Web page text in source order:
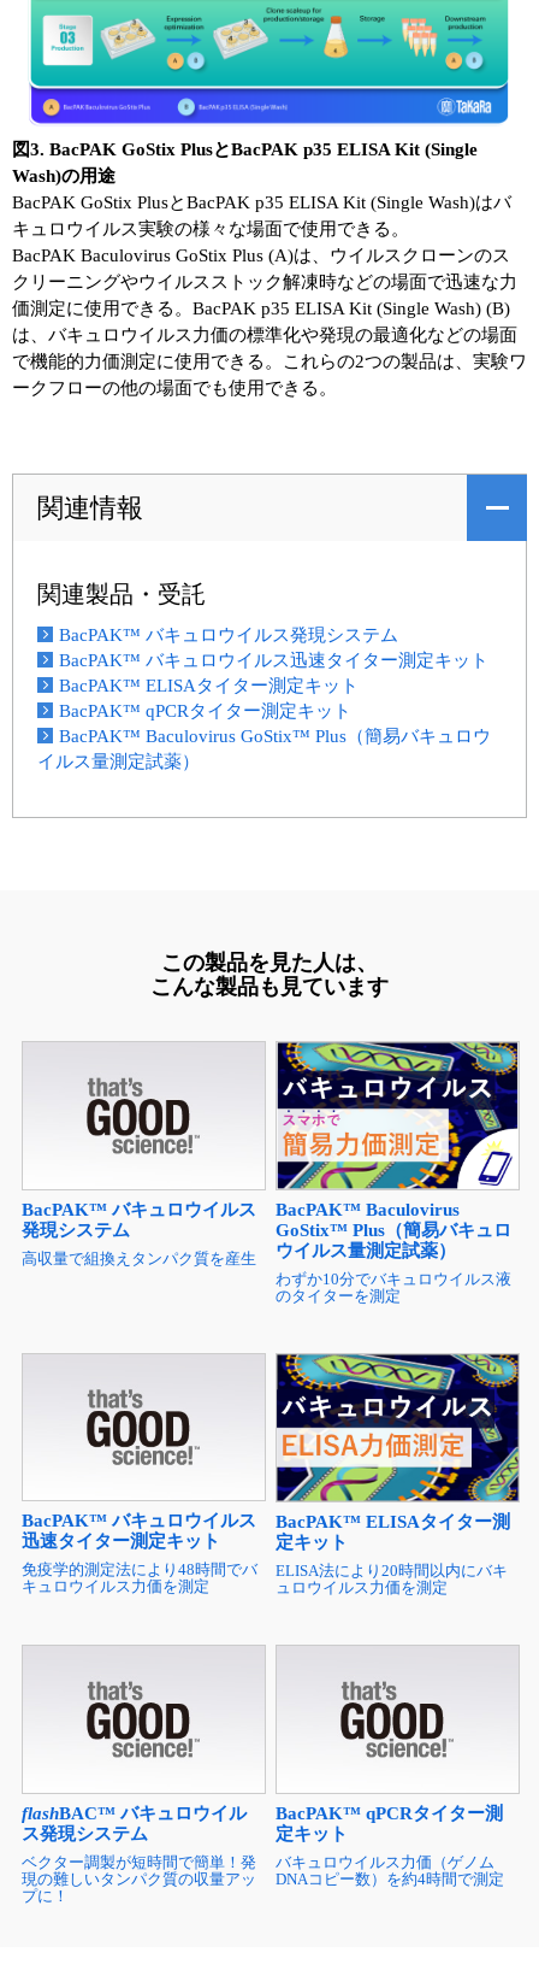
図3. BacPAK GoStix PlusとBacPAK p35 ELISA Kit (Single
Wash)の用途
BacPAK GoStix PlusとBacPAK p35 ELISA Kit (Single Wash)はバ
キュロウイルス実験の様々な場面で使用できる。
BacPAK Baculovirus GoStix Plus (A)は、ウイルスクローンのス
クリーニングやウイルスストック解凍時などの場面で迅速な力
価測定に使用できる。BacPAK p35 ELISA Kit (Single Wash) (B)
は、バキュロウイルス力価の標準化や発現の最適化などの場面
で機能的力価測定に使用できる。これらの2つの製品は、実験ワ
ークフローの他の場面でも使用できる。
関連情報
関連製品・受託
BacPAK™ バキュロウイルス発現システム
BacPAK™ バキュロウイルス迅速タイター測定キット
BacPAK™ ELISAタイター測定キット
BacPAK™ qPCRタイター測定キット
BacPAK™ Baculovirus GoStix™ Plus（簡易バキュロウ
イルス量測定試薬）
この製品を見た人は、
こんな製品も見ています
BacPAK™ バキュロウイルス
発現システム
高収量で組換えタンパク質を産生
BacPAK™ Baculovirus
GoStix™ Plus（簡易バキュロ
ウイルス量測定試薬）
わずか10分でバキュロウイルス液
のタイターを測定
BacPAK™ バキュロウイルス
迅速タイター測定キット
免疫学的測定法により48時間でバ
キュロウイルス力価を測定
BacPAK™ ELISAタイター測
定キット
ELISA法により20時間以内にバキ
ュロウイルス力価を測定
flashBAC™ バキュロウイル
ス発現システム
ベクター調製が短時間で簡単！発
現の難しいタンパク質の収量アッ
プに！
BacPAK™ qPCRタイター測
定キット
バキュロウイルス力価（ゲノム
DNAコピー数）を約4時間で測定